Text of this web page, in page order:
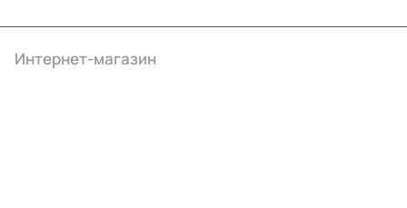
Интернет-магазин